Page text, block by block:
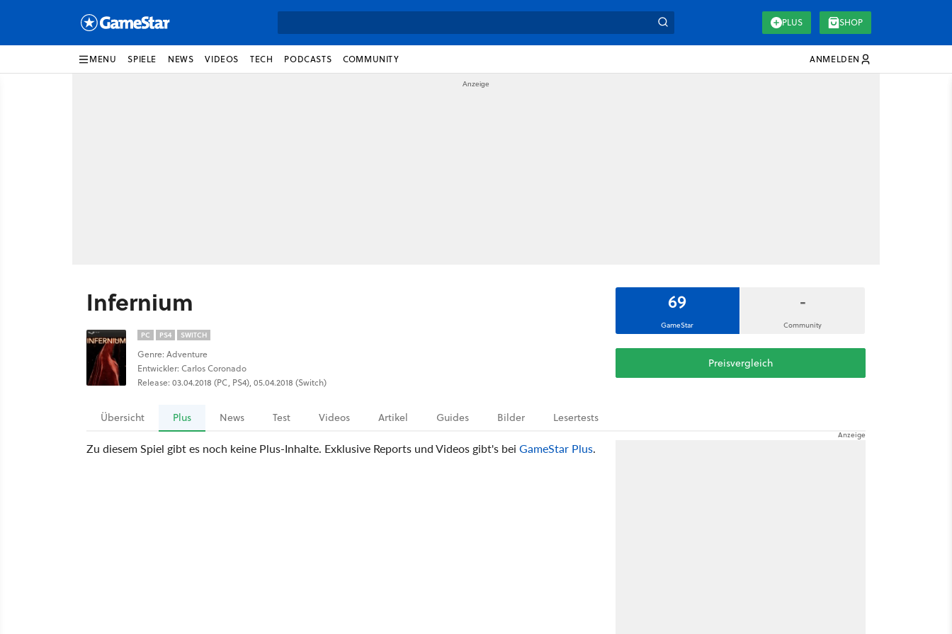
PLUS SHOP
MENU SPIELE NEWS VIDEOS TECH PODCASTS COMMUNITY ANMELDEN
Infernium
PC PS4 SWITCH
Genre: Adventure
Entwickler: Carlos Coronado
Release: 03.04.2018 (PC, PS4), 05.04.2018 (Switch)
69
GameStar
-
Community
Preisvergleich
Übersicht Plus News Test Videos Artikel Guides Bilder Lesertests
Zu diesem Spiel gibt es noch keine Plus-Inhalte. Exklusive Reports und Videos gibt's bei GameStar Plus.